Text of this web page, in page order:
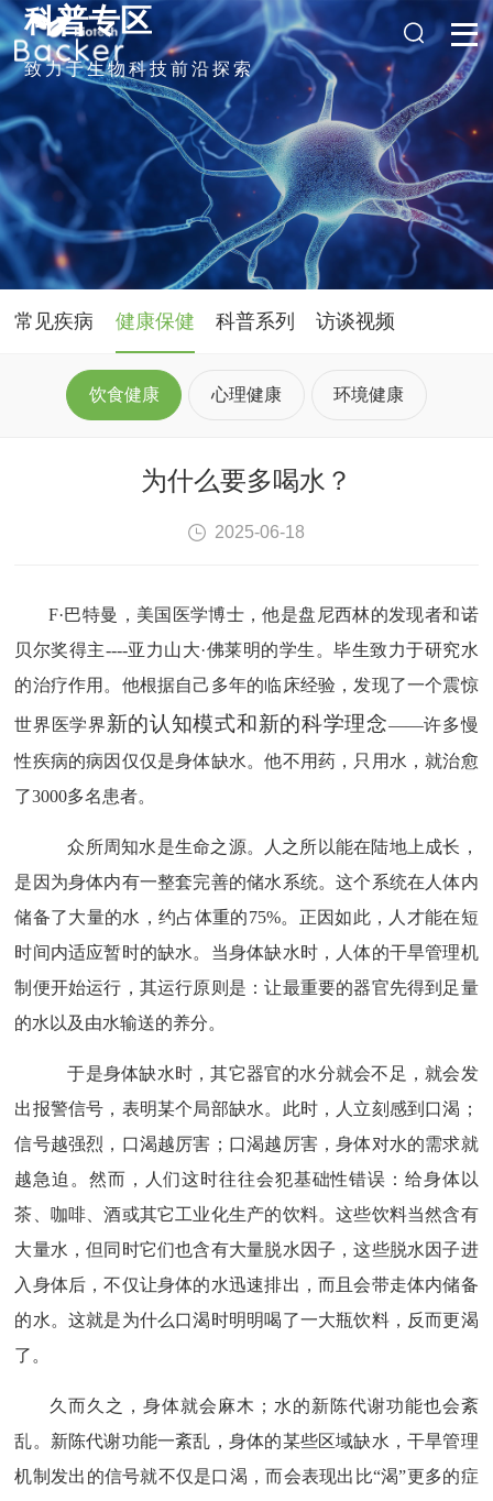
科普专区
致力于生物科技前沿探索
常见疾病 健康保健 科普系列 访谈视频
饮食健康 心理健康 环境健康
为什么要多喝水？
2025-06-18
F·巴特曼，美国医学博士，他是盘尼西林的发现者和诺
贝尔奖得主----亚力山大·佛莱明的学生。毕生致力于研究水
的治疗作用。他根据自己多年的临床经验，发现了一个震惊
世界医学界新的认知模式和新的科学理念——许多慢
性疾病的病因仅仅是身体缺水。他不用药，只用水，就治愈
了3000多名患者。
众所周知水是生命之源。人之所以能在陆地上成长，
是因为身体内有一整套完善的储水系统。这个系统在人体内
储备了大量的水，约占体重的75%。正因如此，人才能在短
时间内适应暂时的缺水。当身体缺水时，人体的干旱管理机
制便开始运行，其运行原则是：让最重要的器官先得到足量
的水以及由水输送的养分。
于是身体缺水时，其它器官的水分就会不足，就会发
出报警信号，表明某个局部缺水。此时，人立刻感到口渴；
信号越强烈，口渴越厉害；口渴越厉害，身体对水的需求就
越急迫。然而，人们这时往往会犯基础性错误：给身体以
茶、咖啡、酒或其它工业化生产的饮料。这些饮料当然含有
大量水，但同时它们也含有大量脱水因子，这些脱水因子进
入身体后，不仅让身体的水迅速排出，而且会带走体内储备
的水。这就是为什么口渴时明明喝了一大瓶饮料，反而更渴
了。
久而久之，身体就会麻木；水的新陈代谢功能也会紊
乱。新陈代谢功能一紊乱，身体的某些区域缺水，干旱管理
机制发出的信号就不仅是口渴，而会表现出比“渴”更多的症